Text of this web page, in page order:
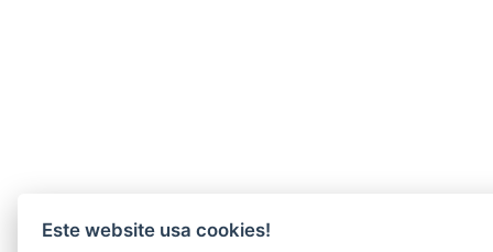
Este website usa cookies!